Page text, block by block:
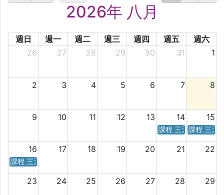
2026年 八月
週日 週一 週二 週三 週四 週五
週六
26
27 28 29 30 31 1
2 3 4 5 6 7 8
9 10 11 12 13 14 15
課程 三天／六天 時
課程 三天
16 17 18 19 20 21 22
課程 三天／六天 時間表
23 24 25 26 27 28 29